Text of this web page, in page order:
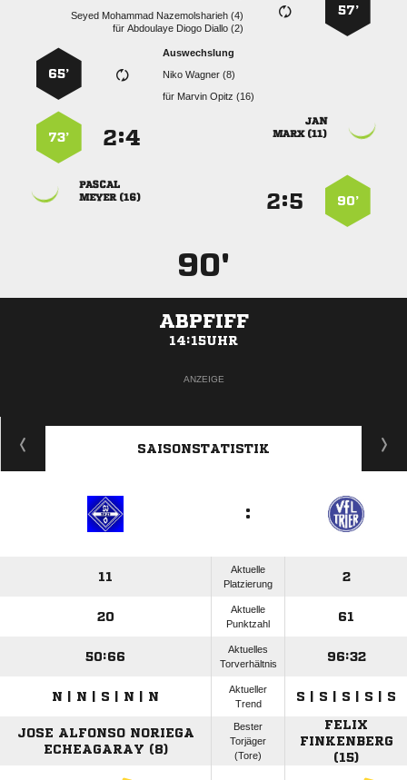
57’
   
für   
Auswechslung
  
für   
65’

 
:
73’
90’
:

 
90'
ABPFIFF
14:15UHR
ANZEIGE
SAISONSTATISTIK
:
11
Aktuelle
Platzierung
2
20
Aktuelle
Punktzahl
61
50:66
Aktuelles
Torverhältnis
96:32
N | N | S | N | N
Aktueller
Trend
S | S | S | S | S
JOSE ALFONSO NORIEGA
ECHEAGARAY (8)
Bester
Torjäger
(Tore)
FELIX
FINKENBERG
(15)